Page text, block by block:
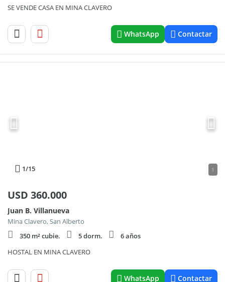
SE VENDE CASA EN MINA CLAVERO
WhatsApp Contactar
1/15 1
USD 360.000
Juan B. Villanueva
Mina Clavero, San Alberto
350 m² cubie.
5 dorm.
6 años
HOSTAL EN MINA CLAVERO
WhatsApp Contactar